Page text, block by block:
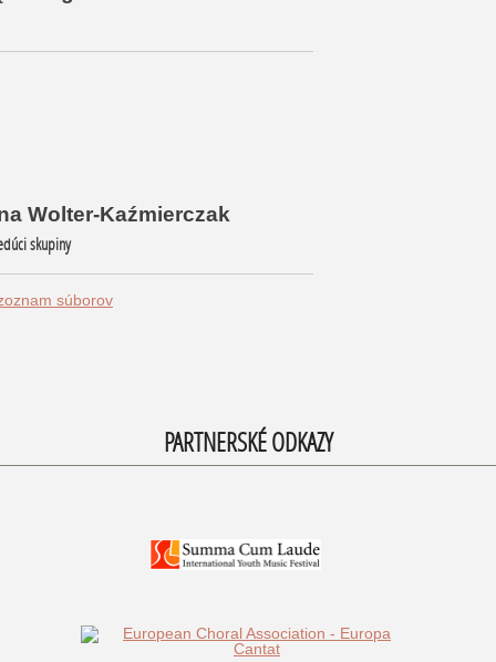
Wolter-Kaźmierczak
skupiny
súborov
PARTNERSKÉ ODKAZY